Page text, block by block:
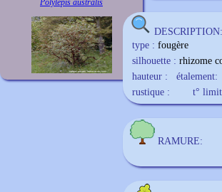
Polylepis australis
DESCRIPTION:
type : fougère
silhouette : rhizome
hauteur :
étalement:
rustique :
t°
RAMURE: